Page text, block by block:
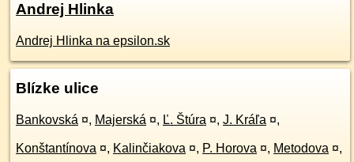
Andrej Hlinka
Andrej Hlinka na epsilon.sk
Blízke ulice
Bankovská ¤, Majerská ¤, Ľ. Štúra ¤, J. Kráľa ¤,
Konštantínova ¤, Kalinčiakova ¤, P. Horova ¤, Metodova ¤,